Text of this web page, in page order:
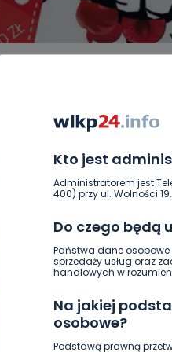
Kto jest
Administratorem jest
400) przy ul. Wolności 19.
Do czego będą
Państwa dane
sprzedaży usług oraz
handlowych w
Na jakiej
osobowe?
Podstawą prawną
CIEKAWOSTKI
RELIGIA SAMORZĄD